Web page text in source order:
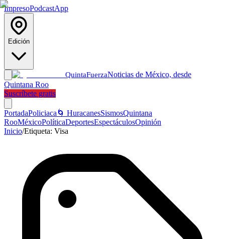
ImpresoPodcastApp
Edición
QuintaFuerzaNoticias de México, desde
Quintana Roo
Suscríbete gratis
PortadaPoliciaca 🌀 HuracanesSismosQuintana
RooMéxicoPolíticaDeportesEspectáculosOpinión
Inicio/Etiqueta: Visa